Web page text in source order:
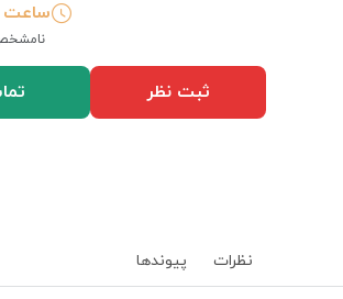
ساعت
ثبت نظر
نظرات پیوند‌ها